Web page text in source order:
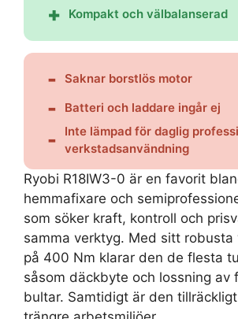
Kompakt och välbalanserad
Saknar borstlös motor
Batteri och laddare ingår ej
Inte lämpad för daglig
verkstadsanvändning
Ryobi R18IW3-0 är en favorit
hemmafixare och
som söker kraft, kontroll och
samma verktyg. Med sitt robusta
på 400 Nm klarar den de flesta
såsom däckbyte och lossning av
bultar. Samtidigt är den